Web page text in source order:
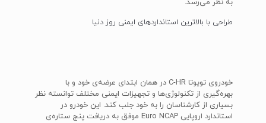
به نظر می‌رسد.
طراحی با بالاترین استاندارد‌های ایمنی روز دنیا
خودروی تویوتا C-HR در همان ابتدای عرضه‌ی خود و با
بهره‌گیری از تکنولوژی‌ها و تجهیزات ایمنی مختلف توانسته نظر
بسیاری از کارشناسان را به خود جلب کند. این خودرو در
استاندارد اروپایی Euro NCAP موفق به دریافت پنج ستاره‌ی